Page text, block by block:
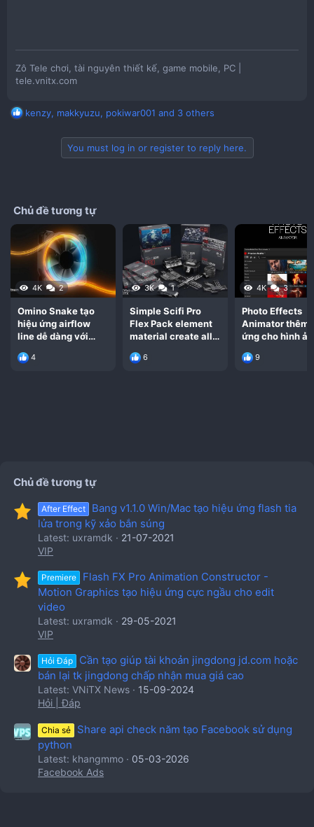
Zô Tele chơi, tài nguyên thiết kế, game mobile, PC |
tele.vnitx.com
R
s
:
kenzy, makkyuzu, pokiwar001 and 3 others
You must log in or register to reply here.
Chủ đề tương tự
4K 2
Omino Snake tạo
hiệu ứng airflow
line dễ dàng với
4
3K 1
Simple Scifi Pro
Flex Pack element
material create all
6
4K 3
Photo Effects
Animator thêm
ứng cho hình
9
Chủ đề tương tự
After Effect
Bang v1.1.0 Win/Mac tạo hiệu ứng flash tia
lửa trong kỹ xảo bắn súng
Latest: uxramdk
21-07-2021
VIP
Premiere
Flash FX Pro Animation Constructor -
Motion Graphics tạo hiệu ứng cực ngầu cho edit
video
Latest: uxramdk
29-05-2021
VIP
Hỏi Đáp
Cần tạo giúp tài khoản jingdong jd.com hoặc
bán lại tk jingdong chấp nhận mua giá cao
Latest: VNiTX News
15-09-2024
Hỏi | Đáp
Chia sẻ
Share api check năm tạo Facebook sử dụng
python
Latest: khangmmo
05-03-2026
Facebook Ads